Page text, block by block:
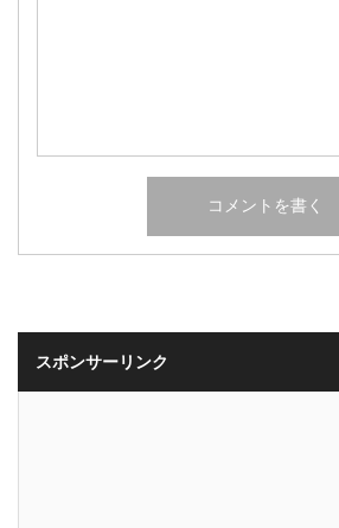
スポンサーリンク